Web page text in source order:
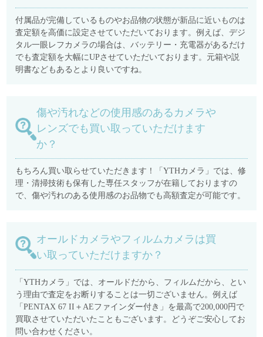
付属品が完備しているものやお品物の状態が新品に近いものは
査定額を高価に設定させていただいております。例えば、デジ
タル一眼レフカメラの場合は、バッテリー・充電器があるだけ
でも査定額を大幅にUPさせていただいております。元箱や説
明書などもあるとより良いですね。
傷や汚れなどの使用感のあるカメラや
レンズでも買い取っていただけます
か？
もちろん買い取らせていただきます！「YTHカメラ」では、修
理・清掃技術も保有した専任スタッフが在籍しておりますの
で、傷や汚れのある使用感のお品物でも高額査定が可能です。
オールドカメラやフィルムカメラは買
い取っていただけますか？
「YTHカメラ」では、オールドだから、フィルムだから、とい
う理由で査定をお断りすることは一切ございません。例えば
「PENTAX 67 II＋AEファインダー付き」を最高で200,000円で
買取させていただいたこともございます。どうぞご安心してお
問い合わせください。